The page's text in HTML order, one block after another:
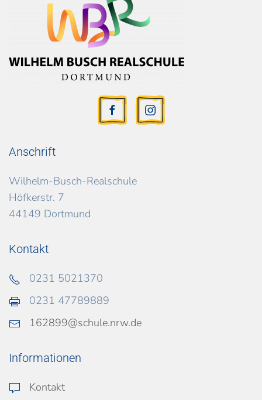
Anschrift
Wilhelm-Busch-Realschule
Höfkerstr. 7
44149 Dortmund
Kontakt
0231 5021370
0231 47789889
162899@schule.nrw.de
Informationen
Kontakt